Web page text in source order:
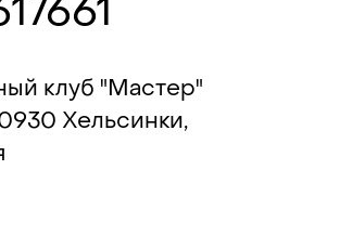
клуб "Мастер"
Хельсинки,